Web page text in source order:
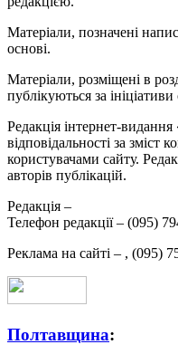
Матеріали, позначені
основі.
Матеріали, розміщені в
публікуються за
Редакція інтернет-
відповідальності за зміст
користувачами сайту.
авторів публікацій.
Редакція –
Телефон редакції – (095)
Реклама на сайті – , (095)
Полтавщина: